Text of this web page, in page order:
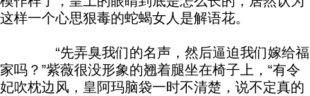
这样一个心思狠毒的蛇蝎女人是解语花。
“先弄臭我们的名声，然后逼迫我们嫁给福
家吗？”紫薇很没形象的翘着腿坐在椅子上，“有令
妃吹枕边风，皇阿玛脑袋一时不清楚，说不定真的